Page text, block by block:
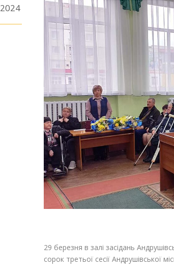
2024
29 березня в залі засідань
сорок третьої сесії Андрушівської